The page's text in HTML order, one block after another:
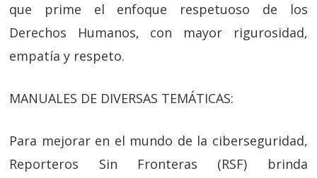
que prime el enfoque respetuoso de los
Derechos Humanos, con mayor rigurosidad,
empatía y respeto.
MANUALES DE DIVERSAS TEMÁTICAS:
Para mejorar en el mundo de la ciberseguridad,
Reporteros Sin Fronteras (RSF) brinda